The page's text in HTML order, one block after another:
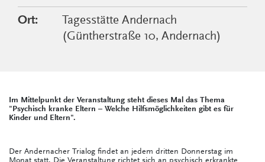
Ort:
Tagesstätte Andernach
(Güntherstraße 10, Andernach)
Im Mittelpunkt der Veranstaltung steht dieses Mal das Thema
"Psychisch kranke Eltern – Welche Hilfsmöglichkeiten gibt es für
Kinder und Eltern".
Der Andernacher Trialog findet an jedem dritten Donnerstag im